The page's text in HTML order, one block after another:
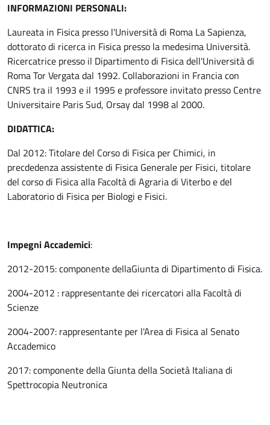
INFORMAZIONI PERSONALI:
Laureata in Fisica presso l'Università di Roma La Sapienza,
dottorato di ricerca in Fisica presso la medesima Università.
Ricercatrice presso il Dipartimento di Fisica dell'Università di
Roma Tor Vergata dal 1992. Collaborazioni in Francia con
CNRS tra il 1993 e il 1995 e professore invitato presso Centre
Universitaire Paris Sud, Orsay dal 1998 al 2000.
DIDATTICA:
Dal 2012: Titolare del Corso di Fisica per Chimici, in
precdedenza assistente di Fisica Generale per Fisici, titolare
del corso di Fisica alla Facoltà di Agraria di Viterbo e del
Laboratorio di Fisica per Biologi e Fisici.
Impegni Accademici:
2012-2015: componente dellaGiunta di Dipartimento di Fisica.
2004-2012 : rappresentante dei ricercatori alla Facoltà di
Scienze
2004-2007: rappresentante per l'Area di Fisica al Senato
Accademico
2017: componente della Giunta della Società Italiana di
Spettrocopia Neutronica